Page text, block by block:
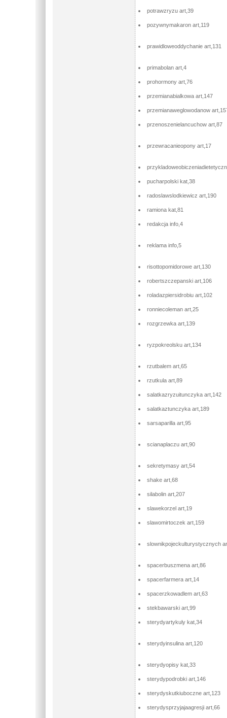
potrawzryzu art,39
pozywnymakaron art,119
prawidloweoddychanie art,131
primabolan art,4
prohormony art,76
przemianabialkowa art,147
przemianaweglowodanow
przenoszenielancuchow art,87
przewracanieopony art,17
pucharpolski kat,38
radoslawslodkiewicz art,190
ramiona kat,81
redakcja info,4
reklama info,5
risottopomidorowe art,130
robertszczepanski art,106
roladazpiersidrobiu art,102
ronniecoleman art,25
rozgrzewka art,139
ryzpokreolsku art,134
rzutbalem art,65
rzutkula art,89
salatkazryzuitunczyka art,142
salatkaztunczyka art,189
sarsaparilla art,95
scianaplaczu art,90
sekretymasy art,54
shake art,68
silabolin art,207
slawekorzel art,19
slawomirtoczek art,159
slownikpojeckulturystycznych
spacerbuszmena art,86
spacerfarmera art,14
spacerzkowadlem art,63
stekbawarski art,99
sterydyartykuly kat,34
sterydyinsulina art,120
sterydyopisy kat,33
sterydypodrobki art,146
sterydyskutkiuboczne art,123
sterydysprzyjajaagresji art,66